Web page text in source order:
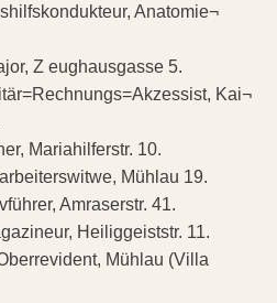
Anatomie¬
Z eughausgasse 5.
Kai¬
Mariahilferstr. 10.
Mühlau 19.
Amraserstr. 41.
Heiliggeiststr. 11.
Mühlau (Villa